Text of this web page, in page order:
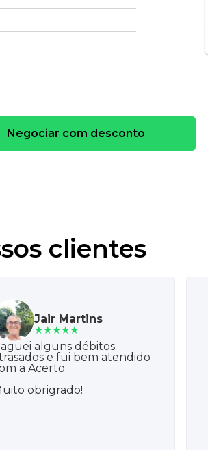
Negociar com desconto
clientes
Jair Martins
★★★★★
alguns débitos
e fui bem atendido
a Acerto.
obrigrado!